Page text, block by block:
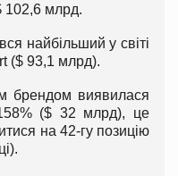
102,6 млрд.
найбільший у світі
($ 93,1 млрд).
брендом виявилася
($ 32 млрд), це
на 42-гу позицію